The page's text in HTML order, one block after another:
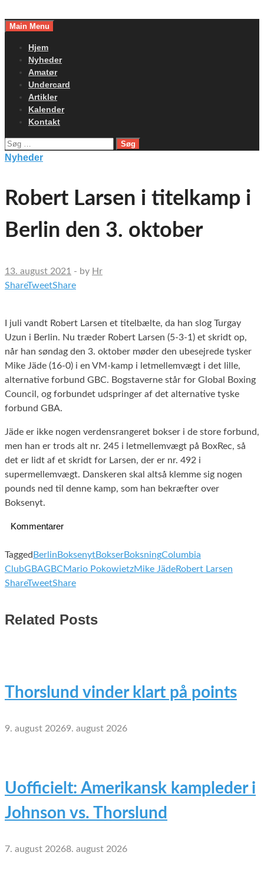
toMain Menu
Hjem
Nyheder
Amatør
Undercard
Artikler
Kalender
Kontakt
Søg
efter:
Nyheder
Robert Larsen i titelkamp i
Berlin den 3. oktober
13. august 2021 - by Hr
ShareTweetShare
I juli vandt Robert Larsen et titelbælte, da han slog Turgay
Uzun i Berlin. Nu træder Robert Larsen (5-3-1) et skridt op,
når han søndag den 3. oktober møder den ubesejrede tysker
Mike Jäde (16-0) i en VM-kamp i letmellemvægt i det lille,
alternative forbund GBC. Bogstaverne står for Global Boxing
Council, og forbundet udspringer af det alternative tyske
forbund GBA.
Jäde er ikke nogen verdensrangeret bokser i de store forbund,
men han er trods alt nr. 245 i letmellemvægt på BoxRec, så
det er lidt af et skridt for Larsen, der er nr. 492 i
supermellemvægt. Danskeren skal altså klemme sig nogen
pounds ned til denne kamp, som han bekræfter over
Boksenyt.
Kommentarer
Tagged Berlin BoksenytBokserBoksningColumbia
ClubGBAGBCMario PokowietzMike JädeRobert Larsen
ShareTweetShare
Related Posts
Thorslund vinder klart på points
9. august 20269. august 2026
Uofficielt: Amerikansk kampleder i
Johnson vs. Thorslund
7. august 20268. august 2026